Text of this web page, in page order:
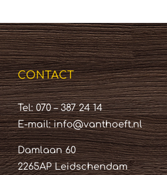
CONTACT
Tel: 070 – 387 24 14
E-mail:info@vanthoeft.nl
Damlaan 60
2265AP Leidschendam